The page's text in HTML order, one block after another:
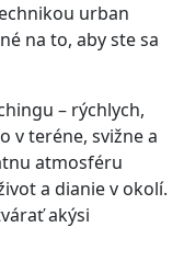
urban
na to, aby ste sa
– rýchlych,
v teréne, svižne a
atmosféru
a dianie v okolí.
akýsi